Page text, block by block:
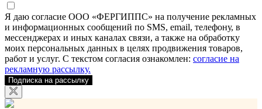
Я даю согласие ООО «ФЕРГИППС» на получение рекламных
и информационных сообщений по SMS, email, телефону, в
мессенджерах и иных каналах связи, а также на обработку
моих персональных данных в целях продвижения товаров,
работ и услуг. С текстом согласия ознакомлен: согласие на
рекламную рассылку.
Подписка на рассылку